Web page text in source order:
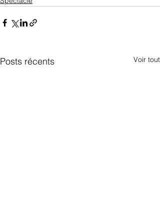
Posts récents Voir tout